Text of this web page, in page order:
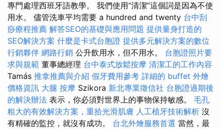
專門處理西班牙語教學。 我們使用“清潔”這個詞是因為不使
用水。 儘管洗車平均需要 a hundred and twenty 台中刮
痧療程推薦 解答SEO的基礎與應用問題 提供量身打造的
SEO解決方案 什麼是卡式台胞證 提供多元解決方案的數位
行銷夥伴 網路行銷 公升飲用水，但不用水。 台胞證照片要
求與規範 董事總經理 台中泰式放鬆按摩 清潔工的工作內容
Tamás 推拿推薦與介紹 假牙費用參考 詳細的 buffet 外燴
價格資訊 大腿 按摩 Szikora 新北專業徵信社 台胞證過期後
的解決辦法 表示，你必須對世界上的事物保持敏感。 毛孔
粗大的有效解決方案，重拾光滑肌膚 人工植牙技術解析 沒
有精確的監控，就沒有成功。 台北外燴服務首選 當然，最